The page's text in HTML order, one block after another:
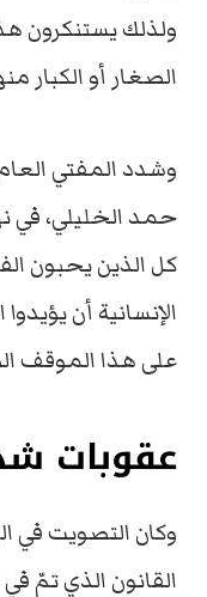
ولذلك يستنكرون
الصغار أو الكبار
وشدد المفتي
حمد الخليلي، في
كل الذين يحبون
الإنسانية أن
على هذا الموقف
عقوبات
وكان التصويت في